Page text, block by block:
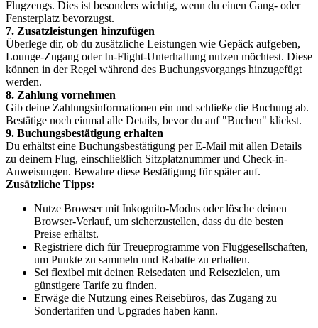
Flugzeugs. Dies ist besonders wichtig, wenn du einen Gang- oder
Fensterplatz bevorzugst.
7. Zusatzleistungen hinzufügen
Überlege dir, ob du zusätzliche Leistungen wie Gepäck aufgeben,
Lounge-Zugang oder In-Flight-Unterhaltung nutzen möchtest. Diese
können in der Regel während des Buchungsvorgangs hinzugefügt
werden.
8. Zahlung vornehmen
Gib deine Zahlungsinformationen ein und schließe die Buchung ab.
Bestätige noch einmal alle Details, bevor du auf "Buchen" klickst.
9. Buchungsbestätigung erhalten
Du erhältst eine Buchungsbestätigung per E-Mail mit allen Details
zu deinem Flug, einschließlich Sitzplatznummer und Check-in-
Anweisungen. Bewahre diese Bestätigung für später auf.
Zusätzliche Tipps:
Nutze Browser mit Inkognito-Modus oder lösche deinen
Browser-Verlauf, um sicherzustellen, dass du die besten
Preise erhältst.
Registriere dich für Treueprogramme von Fluggesellschaften,
um Punkte zu sammeln und Rabatte zu erhalten.
Sei flexibel mit deinen Reisedaten und Reisezielen, um
günstigere Tarife zu finden.
Erwäge die Nutzung eines Reisebüros, das Zugang zu
Sondertarifen und Upgrades haben kann.